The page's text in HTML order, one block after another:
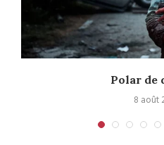
Polar de
8 août